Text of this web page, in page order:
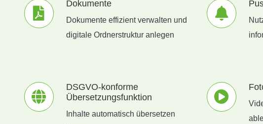
Dokumente
Dokumente effizient verwalten und
digitale Ordnerstruktur anlegen
DSGVO-konforme
Übersetzungsfunktion
Inhalte automatisch übersetzen